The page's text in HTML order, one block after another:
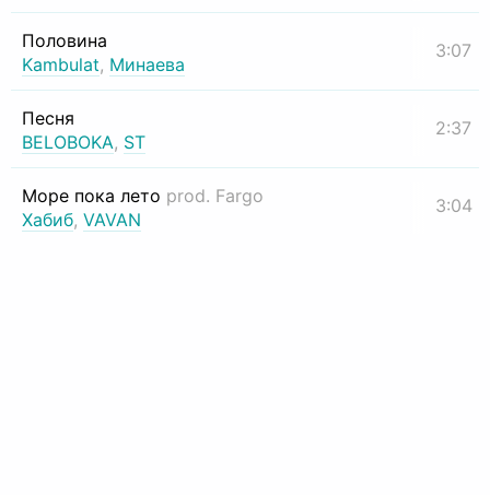
Половина
Kambulat, Минаева
3:07
Песня
BELOBOKA, ST
2:37
Море пока лето prod. Fargo
Хабиб, VAVAN
3:04